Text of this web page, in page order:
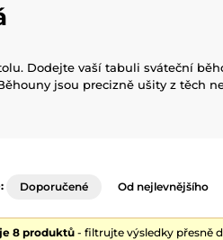
Dodejte vaší tabuli sváteční
jsou precizně ušity z těch
Doporučené Od nejlevnějšího
8 produktů - filtrujte výsledky přesně